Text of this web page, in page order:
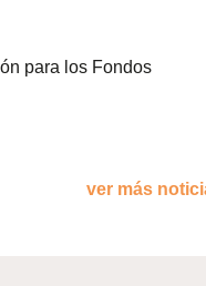
para los Fondos
ver más